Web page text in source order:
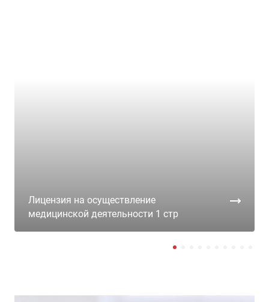
Лицензия на осуществление
медицинской деятельности 1 стр